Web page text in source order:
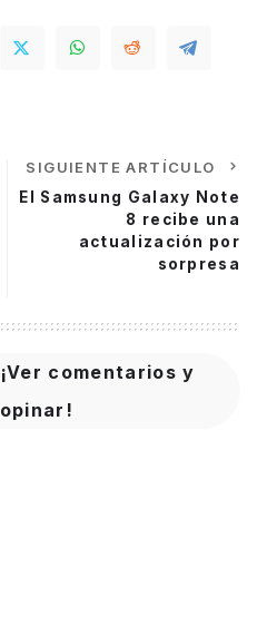
SIGUIENTE ARTÍCULO
El Samsung Galaxy Note
8 recibe una
actualización por
sorpresa
¡Ver comentarios y
opinar!